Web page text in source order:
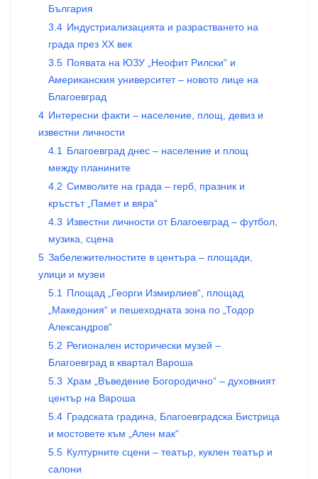
България
3.4 Индустриализацията и разрастването на
града през XX век
3.5 Появата на ЮЗУ „Неофит Рилски“ и
Американския университет – новото лице на
Благоевград
4 Интересни факти – население, площ, девиз и
известни личности
4.1
Благоевград днес – население и площ
между планините
4.2 Символите на града – герб, празник и
кръстът „Памет и вяра“
4.3 Известни личности от Благоевград – футбол,
музика, сцена
5 Забележителностите в центъра – площади,
улици и музеи
5.1
Площад „Георги Измирлиев“, площад
„Македония“ и пешеходната зона по „Тодор
Александров“
5.2 Регионален исторически музей –
Благоевград в квартал Вароша
5.3 Храм „Въведение Богородично“ – духовният
център на Вароша
5.4 Градската градина, Благоевградска Бистрица
и мостовете към „Ален мак“
5.5 Културните сцени – театър, куклен театър и
салони